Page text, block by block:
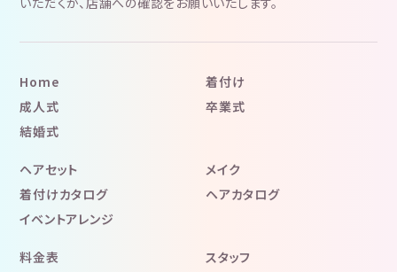
Home
着付け
成人式
卒業式
結婚式
ヘアセット
メイク
着付けカタログ
ヘアカタログ
イベントアレンジ
料金表
スタッフ